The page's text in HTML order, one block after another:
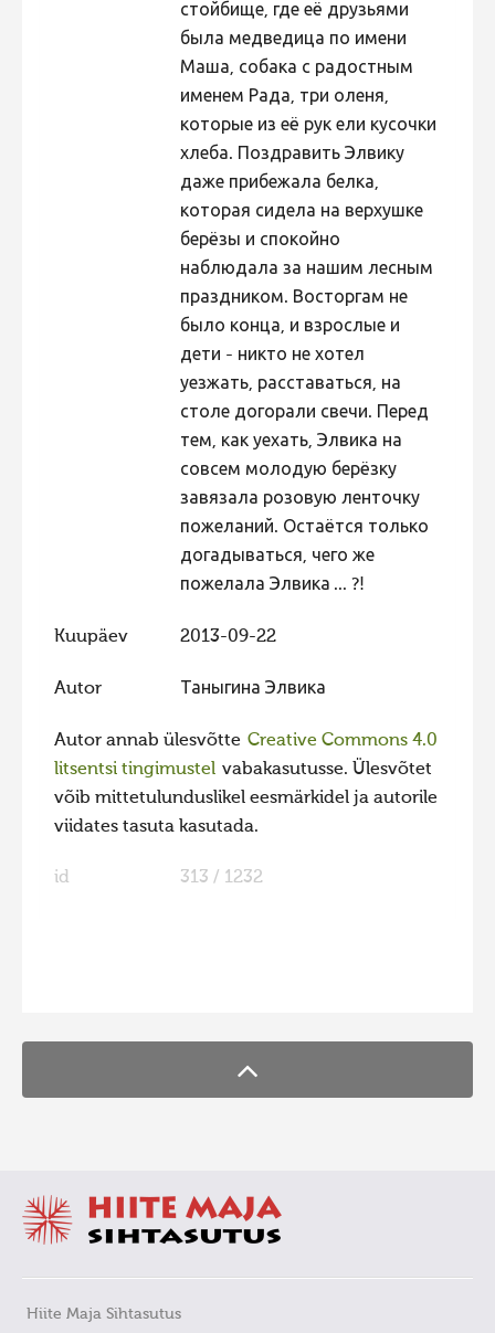
Hiite kuvavõistlus 2018
Hiite kuvavõistlus 2017
Hiite kuvavõistlus 2015
Hiite kuvavõistlus 2014
Hiite kuvavõistlus 2013
Hiite kuvavõistlus 2012
Hiite kuvavõistlus 2011
Hiite kuvavõistlus 2009
Hiite kuvavõistlus 2008
стойбище, где её друзьями
была медведица по имени
Маша, собака с радостным
именем Рада, три оленя,
которые из её рук ели кусочки
хлеба. Поздравить Элвику
даже прибежала белка,
которая сидела на верхушке
берёзы и спокойно
наблюдала за нашим лесным
праздником. Восторгам не
было конца, и взрослые и
дети - никто не хотел
уезжать, расставаться, на
столе догорали свечи. Перед
тем, как уехать, Элвика на
совсем молодую берёзку
завязала розовую ленточку
пожеланий. Остаётся только
догадываться, чего же
пожелала Элвика ... ?!
Kuupäev 2013-09-22
Autor Таныгина Элвика
Autor annab ülesvõtte Creative Commons 4.0
litsentsi tingimustel vabakasutusse. Ülesvõtet
võib mittetulunduslikel eesmärkidel ja autorile
viidates tasuta kasutada.
id 313 / 1232
Hiite Maja Sihtasutus